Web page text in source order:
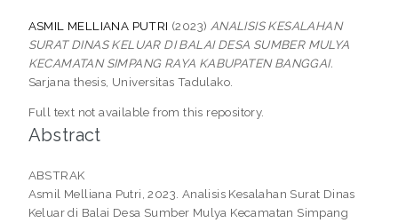
ASMIL MELLIANA PUTRI (2023) ANALISIS KESALAHAN
SURAT DINAS KELUAR DI BALAI DESA SUMBER MULYA
KECAMATAN SIMPANG RAYA KABUPATEN BANGGAI.
Sarjana thesis, Universitas Tadulako.
Full text not available from this repository.
Abstract
ABSTRAK
Asmil Melliana Putri, 2023. Analisis Kesalahan Surat Dinas
Keluar di Balai Desa Sumber Mulya Kecamatan Simpang